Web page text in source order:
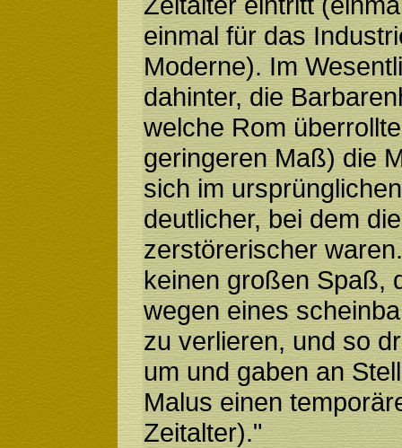
einmal für das
Moderne). Im
dahinter, die
welche Rom
geringeren Maß) die
sich im
deutlicher, bei dem
zerstörerischer
keinen großen Spaß,
wegen eines
zu verlieren, und so
um und gaben an
Malus einen
Zeitalter)."